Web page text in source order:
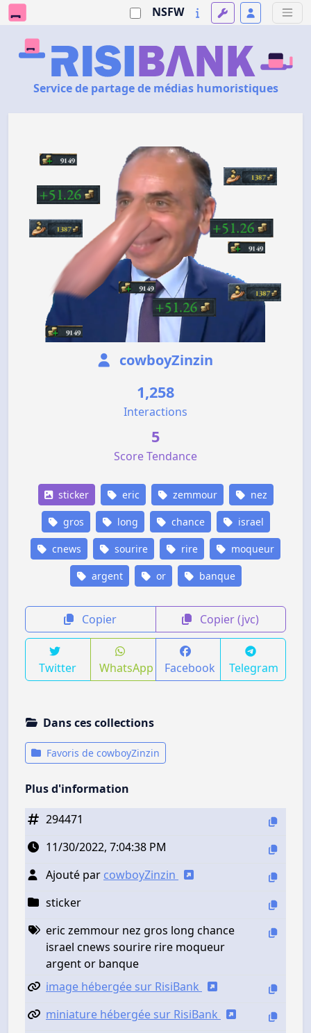
NSFW
Service de partage de médias humoristiques
cowboyZinzin
1,258
Interactions
5
Score Tendance
sticker eric zemmour nez
gros long chance israel
cnews sourire rire moqueur
argent or banque
Copier Copier (jvc)
Twitter WhatsApp Facebook Telegram
Dans ces collections
Favoris de cowboyZinzin
Plus d'information
294471
11/30/2022, 7:04:38 PM
Ajouté par cowboyZinzin
sticker
eric zemmour nez gros long chance
israel cnews sourire rire moqueur
argent or banque
image hébergée sur RisiBank
miniature hébergée sur RisiBank